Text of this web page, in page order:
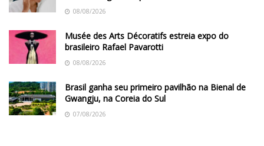
08/08/2026
Musée des Arts Décoratifs estreia expo do
brasileiro Rafael Pavarotti
08/08/2026
Brasil ganha seu primeiro pavilhão na Bienal de
Gwangju, na Coreia do Sul
07/08/2026